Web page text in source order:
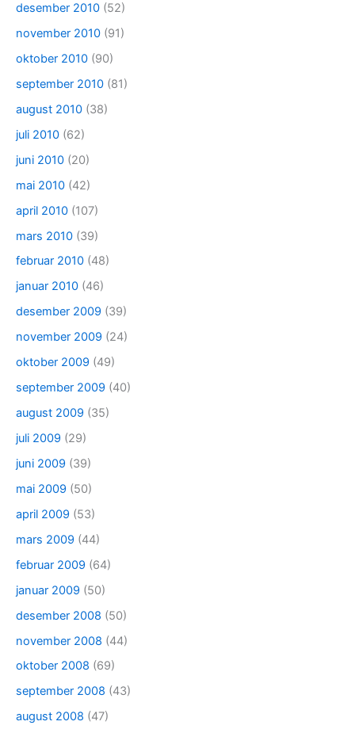
desember 2010 (52)
november 2010 (91)
oktober 2010 (90)
september 2010 (81)
august 2010 (38)
juli 2010 (62)
juni 2010 (20)
mai 2010 (42)
april 2010 (107)
mars 2010 (39)
februar 2010 (48)
januar 2010 (46)
desember 2009 (39)
november 2009 (24)
oktober 2009 (49)
september 2009 (40)
august 2009 (35)
juli 2009 (29)
juni 2009 (39)
mai 2009 (50)
april 2009 (53)
mars 2009 (44)
februar 2009 (64)
januar 2009 (50)
desember 2008 (50)
november 2008 (44)
oktober 2008 (69)
september 2008 (43)
august 2008 (47)